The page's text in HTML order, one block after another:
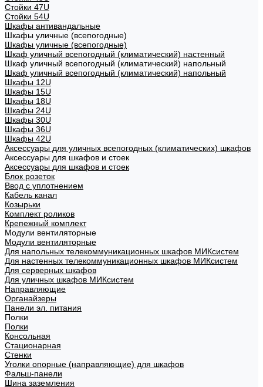
Стойки 47U
Стойки 54U
Шкафы антивандальные
Шкафы уличные (всепогодные)
Шкафы уличные (всепогодные)
Шкаф уличный всепогодный (климатический) настенный
Шкаф уличный всепогодный (климатический) напольный
Шкаф уличный всепогодный (климатический) напольный
Шкафы 12U
Шкафы 15U
Шкафы 18U
Шкафы 24U
Шкафы 30U
Шкафы 36U
Шкафы 42U
Аксессуары для уличных всепогодных (климатических) шкафов
Аксессуары для шкафов и стоек
Аксессуары для шкафов и стоек
Блок розеток
Ввод с уплотнением
Кабель канал
Козырьки
Комплект роликов
Крепежный комплект
Модули вентиляторные
Модули вентиляторные
Для напольных телекоммуникационных шкафов МИКсистем
Для настенных телекоммуникационных шкафов МИКсистем
Для серверных шкафов
Для уличных шкафов МИКсистем
Направляющие
Органайзеры
Панели эл. питания
Полки
Полки
Консольная
Стационарная
Стенки
Уголки опорные (направляющие) для шкафов
Фальш-панели
Шина заземления